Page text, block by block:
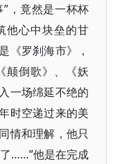
”，竟然是一杯杯
他心中块垒的甘
《罗刹海市》，
颠倒歌》、《妖
一场绵延不绝的
时空递过来的美
情和理解，他只
……”他是在完成